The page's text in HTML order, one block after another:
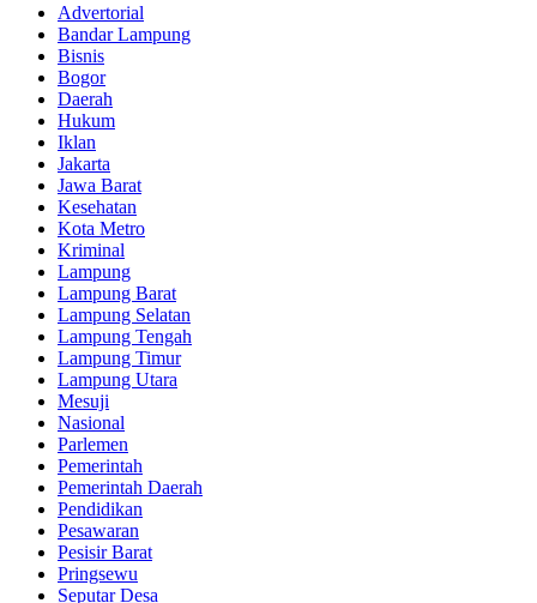
Advertorial
Bandar Lampung
Bisnis
Bogor
Daerah
Hukum
Iklan
Jakarta
Jawa Barat
Kesehatan
Kota Metro
Kriminal
Lampung
Lampung Barat
Lampung Selatan
Lampung Tengah
Lampung Timur
Lampung Utara
Mesuji
Nasional
Parlemen
Pemerintah
Pemerintah Daerah
Pendidikan
Pesawaran
Pesisir Barat
Pringsewu
Seputar Desa